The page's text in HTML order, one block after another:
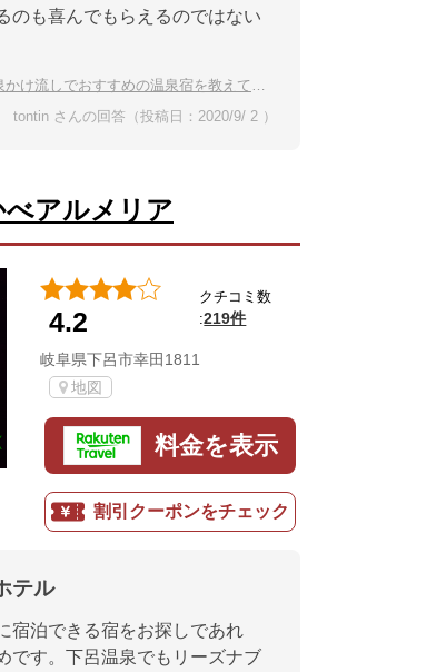
のも喜んでもらえるのではない
流しでおすすめの温泉宿を教えてください
tontin さんの回答（投稿日：2020/9/ 2 ）
アルメリア
4.2
クチコミ数
:219件
岐阜県下呂市幸田1811
地図
料金を表示
割引クーポンをチェック
テル
宿泊できる宿をお探しであれ
です。下呂温泉でもリーズナブ